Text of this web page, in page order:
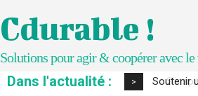
Cdurable !
Solutions pour agir & coopérer avec
Dans l'actualité : >